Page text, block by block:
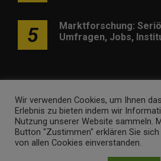
5
Marktforschung:
Umfragen, Jobs,
Werben Kontakt
marketing-
Wir verwenden Cookies, um Ihnen
Erlebnis zu bieten indem wir
Nutzung unserer Website sammeln.
Button "Zustimmen" erklären Sie
von allen Cookies einverstanden.